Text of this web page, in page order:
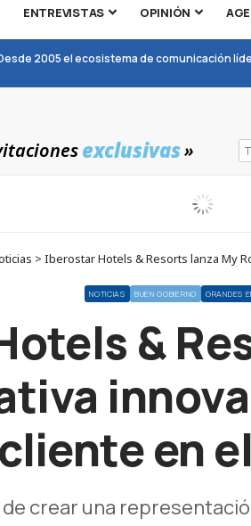
ENTREVISTAS OPINIÓN
2005 el ecosistema de comunicación
exclusivas»
> Iberostar Hotels & Resorts lanza My
NOTICIAS BUEN GOBIERNO GRANDES
&
cliente en
crear una